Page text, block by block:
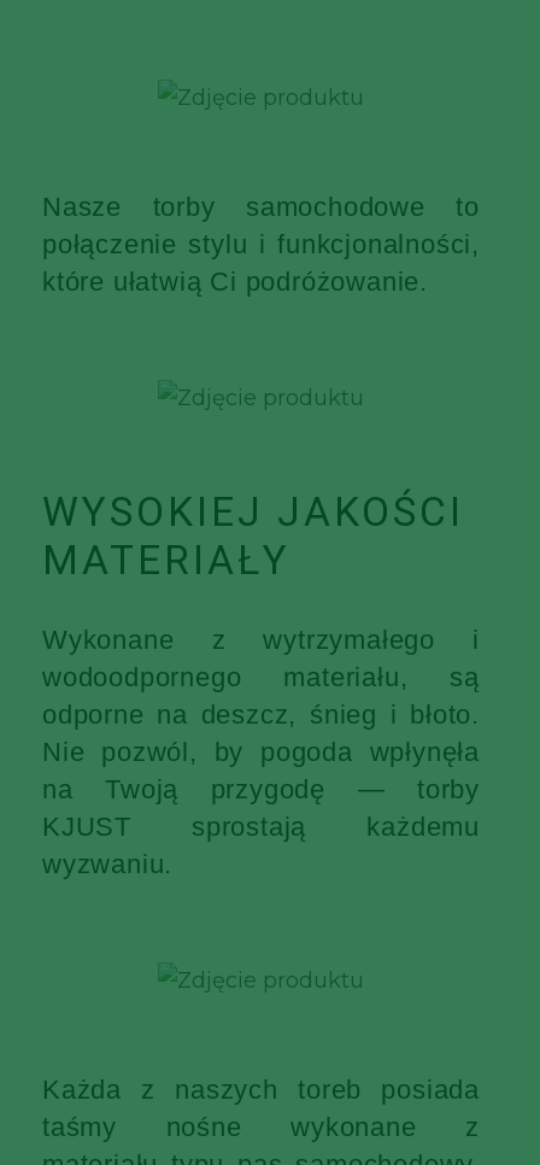
Nasze torby samochodowe to
połączenie stylu i funkcjonalności,
które ułatwią Ci podróżowanie.
WYSOKIEJ JAKOŚCI
MATERIAŁY
Wykonane z wytrzymałego i
wodoodpornego materiału, są
odporne na deszcz, śnieg i błoto.
Nie pozwól, by pogoda wpłynęła
na Twoją przygodę — torby
KJUST sprostają każdemu
wyzwaniu.
Każda z naszych toreb posiada
taśmy nośne wykonane z